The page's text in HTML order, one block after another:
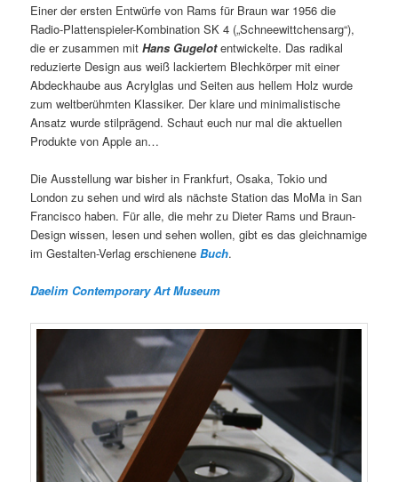
Einer der ersten Entwürfe von Rams für Braun war 1956 die
Radio-Plattenspieler-Kombination SK 4 („Schneewittchensarg“),
die er zusammen mitHans Gugelotentwickelte. Das radikal
reduzierte Design aus weiß lackiertem Blechkörper mit einer
Abdeckhaube aus Acrylglas und Seiten aus hellem Holz wurde
zum weltberühmten Klassiker. Der klare und minimalistische
Ansatz wurde stilprägend. Schaut euch nur mal die aktuellen
Produkte von Apple an…
Die Ausstellung war bisher in Frankfurt, Osaka, Tokio und
London zu sehen und wird als nächste Station das MoMa in San
Francisco haben. Für alle, die mehr zu Dieter Rams und Braun-
Design wissen, lesen und sehen wollen, gibt es das gleichnamige
im Gestalten-Verlag erschienene Buch.
Daelim Contemporary Art Museum